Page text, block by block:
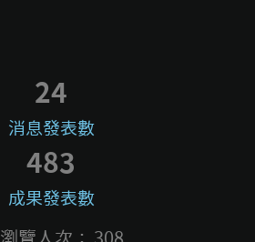
消息發表數
24
成果發表數
483
瀏覽人次： 308